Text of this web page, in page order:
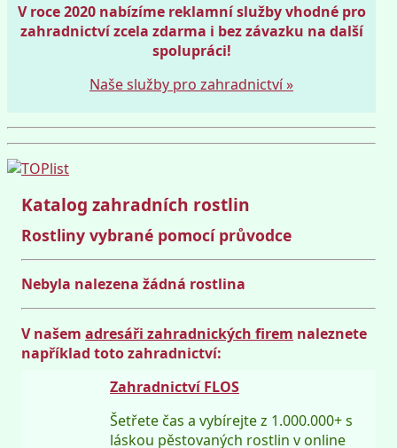
V roce 2020 nabízíme reklamní služby vhodné pro
zahradnictví zcela zdarma i bez závazku na další
spolupráci!
Naše služby pro zahradnictví »
Katalog zahradních rostlin
Rostliny vybrané pomocí průvodce
Nebyla nalezena žádná rostlina
V našem adresáři zahradnických firem naleznete
například toto zahradnictví:
Zahradnictví FLOS
Šetřete čas a vybírejte z 1.000.000+ s
láskou pěstovaných rostlin v online